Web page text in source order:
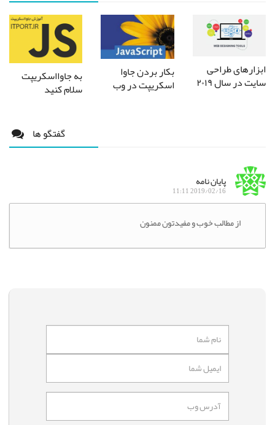
ابزارهای طراحی
سایت در سال ۲۰۱۹
بکار بردن جاوا
اسکریپت در وب به جاوااسکریپت
سلام کنید
گفتگو ها
پایان نامه
2019/02/16 11:11
از مطالب خوب و مفیدتون ممنون